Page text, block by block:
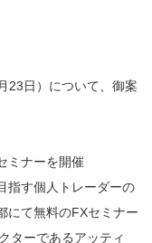
23日）について、御案
ミナーを開催
指す個人トレーダーの
にて無料のFXセミナー
ターであるアッティ